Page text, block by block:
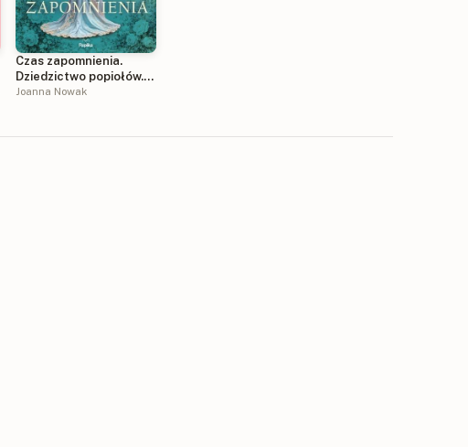
Czas zapomnienia.
Dziedzictwo popiołów.
Tom 3
Joanna Nowak